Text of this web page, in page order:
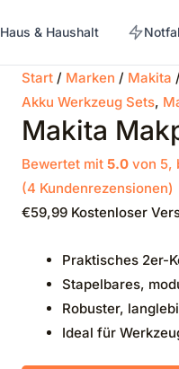
Haus & Haushalt
→
Start/ Marken / Makita
Akku Werkzeug Sets,
Makita
Bewertet mit 5.0von 5,
(4 Kundenrezensionen)
€59,99 Kostenloser
Praktisches 2er-
Stapelbares,
Robuster,
Ideal für